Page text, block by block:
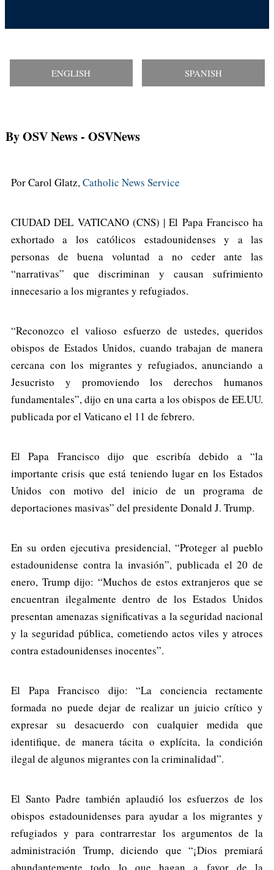
ENGLISH SPANISH
By OSV News- OSVNews
Por Carol Glatz,Catholic News Service
CIUDAD DEL VATICANO (CNS) | El Papa Francisco ha
exhortado a los católicos estadounidenses y a las
personas de buena voluntad a no ceder ante las
“narrativas” que discriminan y causan sufrimiento
innecesario a los migrantes y refugiados.
“Reconozco el valioso esfuerzo de ustedes, queridos
obispos de Estados Unidos, cuando trabajan de manera
cercana con los migrantes y refugiados, anunciando a
Jesucristo y promoviendo los derechos humanos
fundamentales”, dijo en una carta a los obispos de EE.UU.
publicada por el Vaticano el 11 de febrero.
El Papa Francisco dijo que escribía debido a “la
importante crisis que está teniendo lugar en los Estados
Unidos con motivo del inicio de un programa de
deportaciones masivas” del presidente Donald J. Trump.
En su orden ejecutiva presidencial, “Proteger al pueblo
estadounidense contra la invasión”, publicada el 20 de
enero, Trump dijo: “Muchos de estos extranjeros que se
encuentran ilegalmente dentro de los Estados Unidos
presentan amenazas significativas a la seguridad nacional
y la seguridad pública, cometiendo actos viles y atroces
contra estadounidenses inocentes”.
El Papa Francisco dijo: “La conciencia rectamente
formada no puede dejar de realizar un juicio crítico y
expresar su desacuerdo con cualquier medida que
identifique, de manera tácita o explícita, la condición
ilegal de algunos migrantes con la criminalidad”.
El Santo Padre también aplaudió los esfuerzos de los
obispos estadounidenses para ayudar a los migrantes y
refugiados y para contrarrestar los argumentos de la
administración Trump, diciendo que “¡Dios premiará